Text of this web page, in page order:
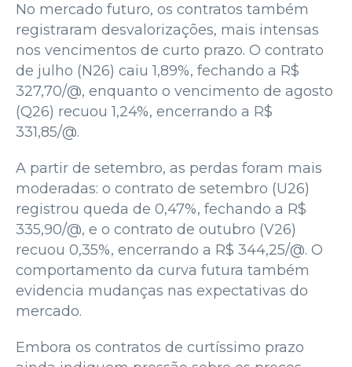
No mercado futuro, os contratos também
registraram desvalorizações, mais intensas
nos vencimentos de curto prazo. O contrato
de julho (N26) caiu 1,89%, fechando a R$
327,70/@, enquanto o vencimento de agosto
(Q26) recuou 1,24%, encerrando a R$
331,85/@.
A partir de setembro, as perdas foram mais
moderadas: o contrato de setembro (U26)
registrou queda de 0,47%, fechando a R$
335,90/@, e o contrato de outubro (V26)
recuou 0,35%, encerrando a R$ 344,25/@. O
comportamento da curva futura também
evidencia mudanças nas expectativas do
mercado.
Embora os contratos de curtíssimo prazo